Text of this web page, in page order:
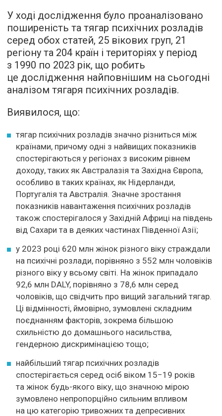
У ході дослідження було проаналізовано
поширеність та тягар психічних розладів
серед обох статей, 25 вікових груп, 21
регіону та 204 країн і територіях у період
з 1990 по 2023 рік, що робить
це дослідження найповнішим на сьогодні
аналізом тягаря психічних розладів.
Виявилося, що:
тягар психічних розладів значно різниться між
країнами, причому одні з найвищих показників
спостерігаються у регіонах з високим рівнем
доходу, таких як Австралазія та Західна Європа,
особливо в таких країнах, як Нідерланди,
Португалія та Австралія. Значне зростання
показників навантаження психічних розладів
також спостерігалося у Західній Африці на південь
від Сахари та в деяких частинах Південної Азії;
у 2023 році 620 млн жінок різного віку страждали
на психічні розлади, порівняно з 552 млн чоловіків
різного віку у всьому світі. На жінок припадало
92,6 млн DALY, порівняно з 78,6 млн серед
чоловіків, що свідчить про вищий загальний тягар.
Ці відмінності, ймовірно, зумовлені складним
поєднанням факторів, зокрема більшою
схильністю до домашнього насильства,
гендерною дискримінацією тощо;
найбільший тягар психічних розладів
спостерігається серед осіб віком 15−19 років
та жінок будь-якого віку, що значною мірою
зумовлено непропорційно сильним впливом
на цю категорію тривожних та депресивних